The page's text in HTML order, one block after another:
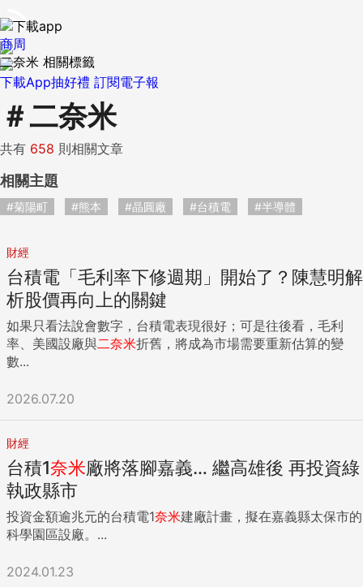
下載App抽好禮 訂閱電子報
商周
二奈米 相關標籤
＃二奈米
共有 658 則相關文章
相關主題
#菊陽町 #熊本 #晶圓廠 #台積電 #半導體
財經
台積電「毛利率下修週期」開始了？陳慧明解
析股價再向上的關鍵
如果只看法說會數字，台積電表現很好；可是往後看，毛利
率、美國設廠與二奈米折舊，將成為市場需要重新估算的變
數...
2026.07.20
財經
台積1奈米廠將落腳嘉義… 繼高雄後 再投資綠
執政縣市
投資金額逾兆元的台積電1奈米建廠計畫，擬在嘉義縣太保市的
科學園區設廠。...
2024.01.23